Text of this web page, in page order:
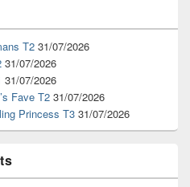
T2 31/07/2026
31/07/2026
31/07/2026
Fave T2 31/07/2026
Princess T3 31/07/2026